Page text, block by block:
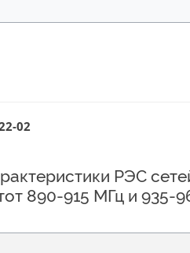
02
РЭС
890-915 МГц и 935-